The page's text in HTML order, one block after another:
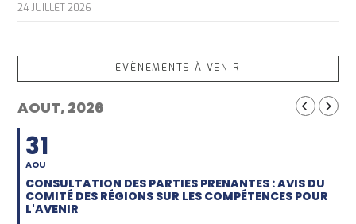
24 JUILLET 2026
EVÈNEMENTS À VENIR
AOUT, 2026
31
AOU
CONSULTATION DES PARTIES PRENANTES : AVIS DU
COMITÉ DES RÉGIONS SUR LES COMPÉTENCES POUR
L'AVENIR